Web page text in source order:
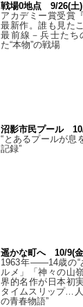
戦場0地点 9/26(土)
アカデミー賞受賞
最新作。誰も見た
最前線－兵士たち
た“本物”の戦場
沼影市民プール
“とあるプールが息
記録”
遥かな町へ 10/9(
1963年――14歳の“
ルメ」「神々の山
界的名作が日本初
タイムスリップ…
の青春物語”